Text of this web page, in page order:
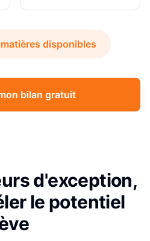
disponibles
bilan gratuit
d'exception,
le potentiel